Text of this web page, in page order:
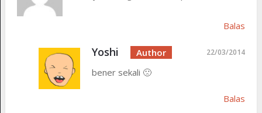
Balas
Yoshi 22/03/2014
bener sekali 🙁
Balas